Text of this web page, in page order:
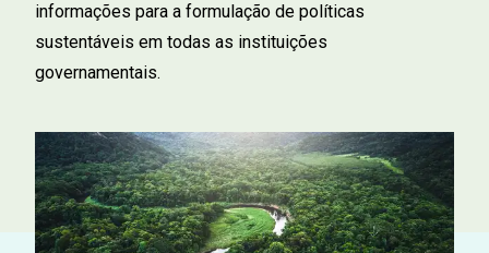
informações para a formulação de políticas
sustentáveis em todas as instituições
governamentais.
Brazil